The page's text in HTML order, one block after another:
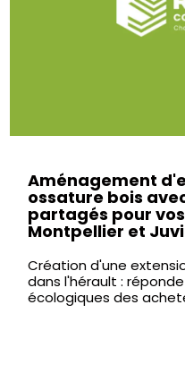
Aménagement
ossature bois
partagés pour
Montpellier et
Création d'une
dans l'hérault :
écologiques des